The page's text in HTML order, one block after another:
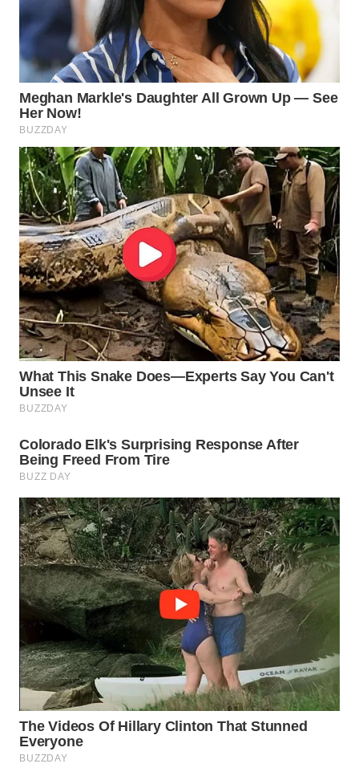
SURABAYA
NATUNA
WN
BINTAN
WN
MANDALIKA
WN
LIKUPANG
WN
LABUANBAJO
WN
BORNEO
Wahana
Group
WAHANA
WAHANA
TANI
WAHANA
ADVOKAT
WAHANA
INFRASTRUKTUR
WAHANA
KONSUMEN